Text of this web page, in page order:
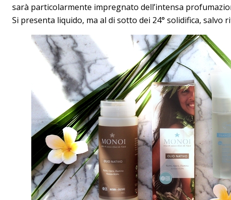
sarà particolarmente impregnato dell’intensa
Si presenta liquido, ma al di sotto dei 24° solidifica, salvo